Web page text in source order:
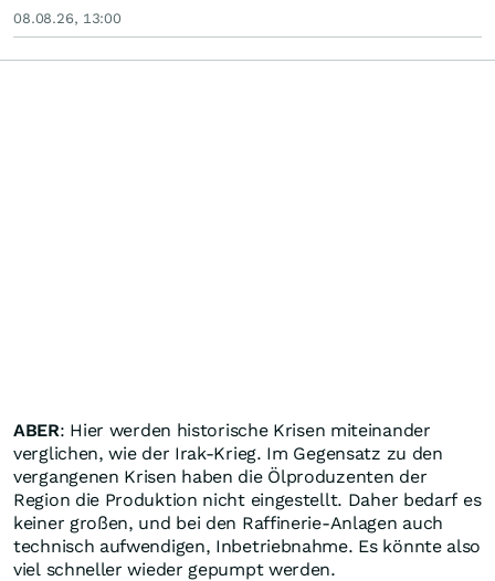
08.08.26, 13:00
ABER: Hier werden historische Krisen miteinander
verglichen, wie der Irak-Krieg. Im Gegensatz zu den
vergangenen Krisen haben die Ölproduzenten der
Region die Produktion nicht eingestellt. Daher bedarf es
keiner großen, und bei den Raffinerie-Anlagen auch
technisch aufwendigen, Inbetriebnahme. Es könnte also
viel schneller wieder gepumpt werden.